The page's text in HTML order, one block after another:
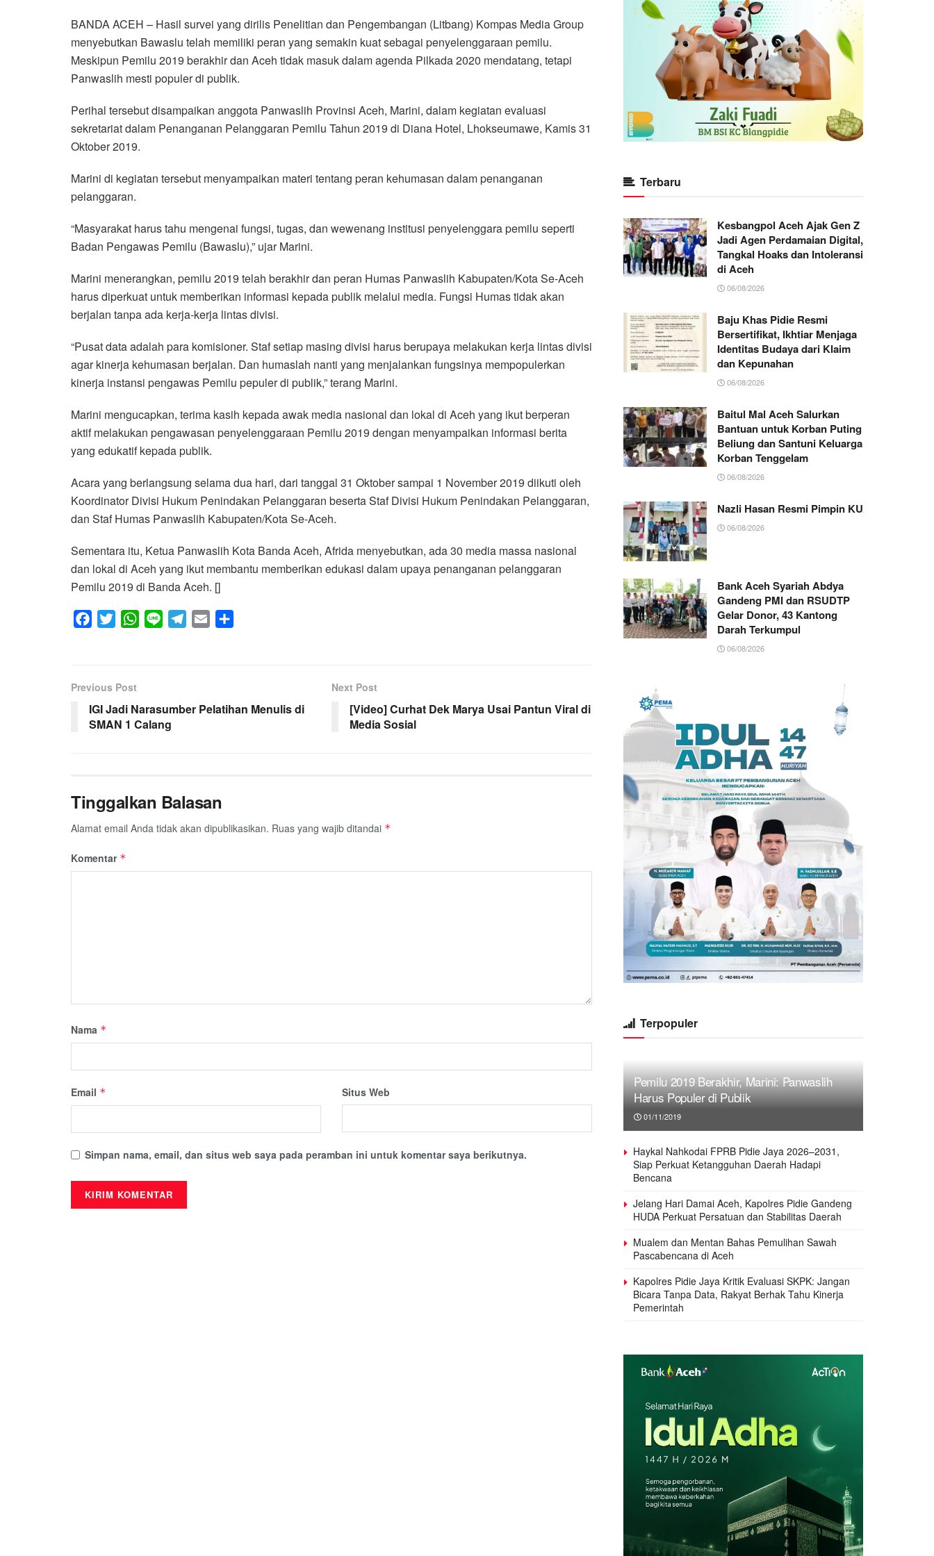
c
e
b
o
k
i
t
t
e
a
t
s
A
p
n
e
l
e
g
r
m
a
l
a
r
e
BANDA ACEH – Hasil survei yang dirilis Penelitian dan Pengembangan (Litbang) Kompas Media Group
menyebutkan Bawaslu telah memiliki peran yang semakin kuat sebagai penyelenggaraan pemilu.
Meskipun Pemilu 2019 berakhir dan Aceh tidak masuk dalam agenda Pilkada 2020 mendatang, tetapi
Panwaslih mesti populer di publik.
Perihal tersebut disampaikan anggota Panwaslih Provinsi Aceh, Marini, dalam kegiatan evaluasi
sekretariat dalam Penanganan Pelanggaran Pemilu Tahun 2019 di Diana Hotel, Lhokseumawe, Kamis 31
Oktober 2019.
Marini di kegiatan tersebut menyampaikan materi tentang peran kehumasan dalam penanganan
pelanggaran.
“Masyarakat harus tahu mengenai fungsi, tugas, dan wewenang institusi penyelenggara pemilu seperti
Badan Pengawas Pemilu (Bawaslu),” ujar Marini.
Marini menerangkan, pemilu 2019 telah berakhir dan peran Humas Panwaslih Kabupaten/Kota Se-Aceh
harus diperkuat untuk memberikan informasi kepada publik melalui media. Fungsi Humas tidak akan
berjalan tanpa ada kerja-kerja lintas divisi.
“Pusat data adalah para komisioner. Staf setiap masing divisi harus berupaya melakukan kerja lintas divisi
agar kinerja kehumasan berjalan. Dan humaslah nanti yang menjalankan fungsinya mempopulerkan
kinerja instansi pengawas Pemilu pepuler di publik,” terang Marini.
Marini mengucapkan, terima kasih kepada awak media nasional dan lokal di Aceh yang ikut berperan
aktif melakukan pengawasan penyelenggaraan Pemilu 2019 dengan menyampaikan informasi berita
yang edukatif kepada publik.
Acara yang berlangsung selama dua hari, dari tanggal 31 Oktober sampai 1 November 2019 diikuti oleh
Koordinator Divisi Hukum Penindakan Pelanggaran beserta Staf Divisi Hukum Penindakan Pelanggaran,
dan Staf Humas Panwaslih Kabupaten/Kota Se-Aceh.
Sementara itu, Ketua Panwaslih Kota Banda Aceh, Afrida menyebutkan, ada 30 media massa nasional
dan lokal di Aceh yang ikut membantu memberikan edukasi dalam upaya penanganan pelanggaran
Pemilu 2019 di Banda Aceh. []
b
o
o
t
e
r
W
A
p
r
Previous Post
IGI Jadi Narasumber Pelatihan Menulis di
SMAN 1 Calang
Next Post
[Video] Curhat Dek Marya Usai Pantun Viral di
Media Sosial
Tinggalkan Balasan
Alamat email Anda tidak akan dipublikasikan. Ruas yang wajib ditandai *
Komentar *
Nama *
Email * Situs Web
Simpan nama, email, dan situs web saya pada peramban ini untuk komentar saya berikutnya.
Terbaru
Kesbangpol Aceh Ajak Gen Z
Jadi Agen Perdamaian Digital,
Tangkal Hoaks dan Intoleransi
di Aceh
06/08/2026
Baju Khas Pidie Resmi
Bersertifikat, Ikhtiar Menjaga
Identitas Budaya dari Klaim
dan Kepunahan
06/08/2026
Baitul Mal Aceh Salurkan
Bantuan untuk Korban Puting
Beliung dan Santuni Keluarga
Korban Tenggelam
06/08/2026
Nazli Hasan Resmi Pimpin KUA Jeumpa,
06/08/2026
Bank Aceh Syariah Abdya
Gandeng PMI dan RSUDTP
Gelar Donor, 43 Kantong
Darah Terkumpul
06/08/2026
Terpopuler
Pemilu 2019 Berakhir, Marini: Panwaslih
Harus Populer di Publik
01/11/2019
Haykal Nahkodai FPRB Pidie Jaya 2026–2031,
Siap Perkuat Ketangguhan Daerah Hadapi
Bencana
Jelang Hari Damai Aceh, Kapolres Pidie Gandeng
HUDA Perkuat Persatuan dan Stabilitas Daerah
Mualem dan Mentan Bahas Pemulihan Sawah
Pascabencana di Aceh
Kapolres Pidie Jaya Kritik Evaluasi SKPK: Jangan
Bicara Tanpa Data, Rakyat Berhak Tahu Kinerja
Pemerintah